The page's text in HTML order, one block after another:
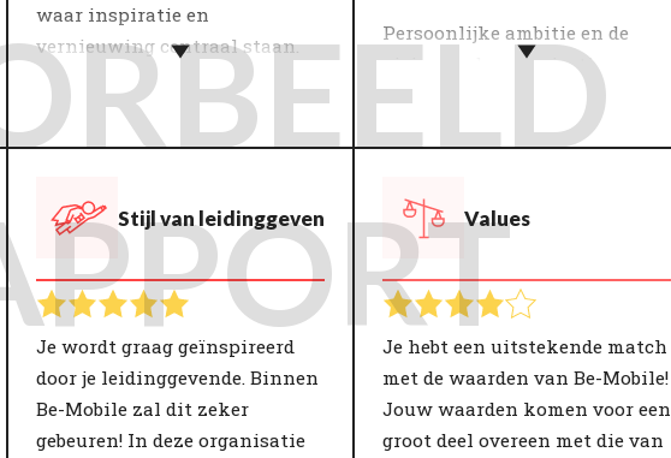
waar inspiratie en
vernieuwing centraal staan.
Binnen een team is de omgang
met elkaar bepalend voor het
gevoel van betrokkenheid. Het
gaat onder andere over
samenwerking, collegialiteit
en mentaliteit.
Overeenstemming op deze
onderdelen draagt bij aan een
goede werksfeer en heeft een
positieve invloed op
werktevredenheid.
Persoonlijke ambitie en de
visie van de organisatie
komen samen in dit thema.
Wat is belangrijk in het werk
en leven? Mensen die werken
ambitie waar zij echt in
geloven vinden meer betekenis
aan hun werk.
Stijl van leidinggeven
Je wordt graag geïnspireerd
door je leidinggevende. Binnen
Be-Mobile zal dit zeker
gebeuren! In deze organisatie
Values
Je hebt een uitstekende match
met de waarden van Be-Mobile!
Jouw waarden komen voor een
groot deel overeen met die van